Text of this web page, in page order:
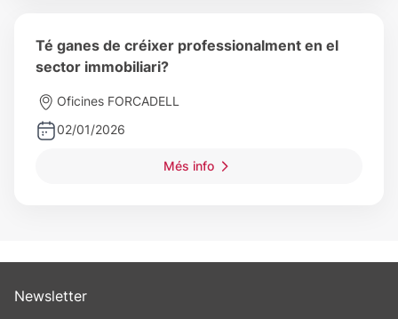
Té ganes de créixer professionalment en el
sector immobiliari?
Oficines FORCADELL
02/01/2026
Més info
Newsletter